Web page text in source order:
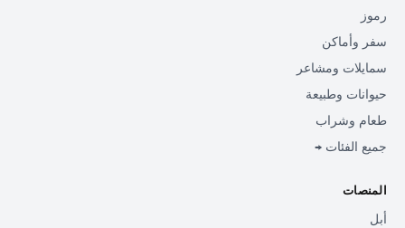
رموز
سفر وأماكن
سمايلات ومشاعر
حيوانات وطبيعة
طعام وشراب
جميع الفئات →
المنصات
أبل